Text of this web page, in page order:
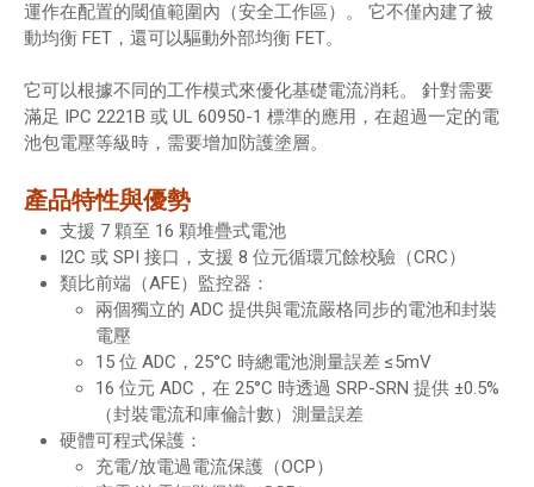
運作在配置的閾值範圍內（安全工作區）。 它不僅內建了被
動均衡 FET，還可以驅動外部均衡 FET。
它可以根據不同的工作模式來優化基礎電流消耗。 針對需要
滿足 IPC 2221B 或 UL 60950-1 標準的應用，在超過一定的電
池包電壓等級時，需要增加防護塗層。
產品特性與優勢
支援 7 顆至 16 顆堆疊式電池
I2C 或 SPI 接口，支援 8 位元循環冗餘校驗（CRC）
類比前端（AFE）監控器：
兩個獨立的 ADC 提供與電流嚴格同步的電池和封裝
電壓
15 位 ADC，25°C 時總電池測量誤差 ≤5mV
16 位元 ADC，在 25°C 時透過 SRP-SRN 提供 ±0.5%
（封裝電流和庫倫計數）測量誤差
硬體可程式保護：
充電/放電過電流保護（OCP）